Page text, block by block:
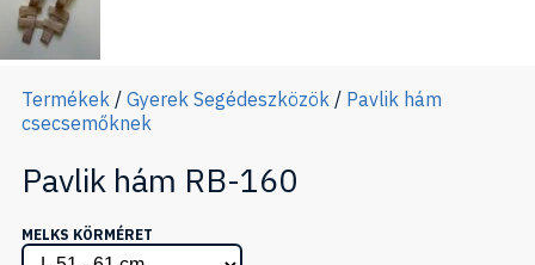
Termékek / Gyerek Segédeszközök / Pavlik hám
csecsemőknek
Pavlik hám RB-160
MELKS KÖRMÉRET